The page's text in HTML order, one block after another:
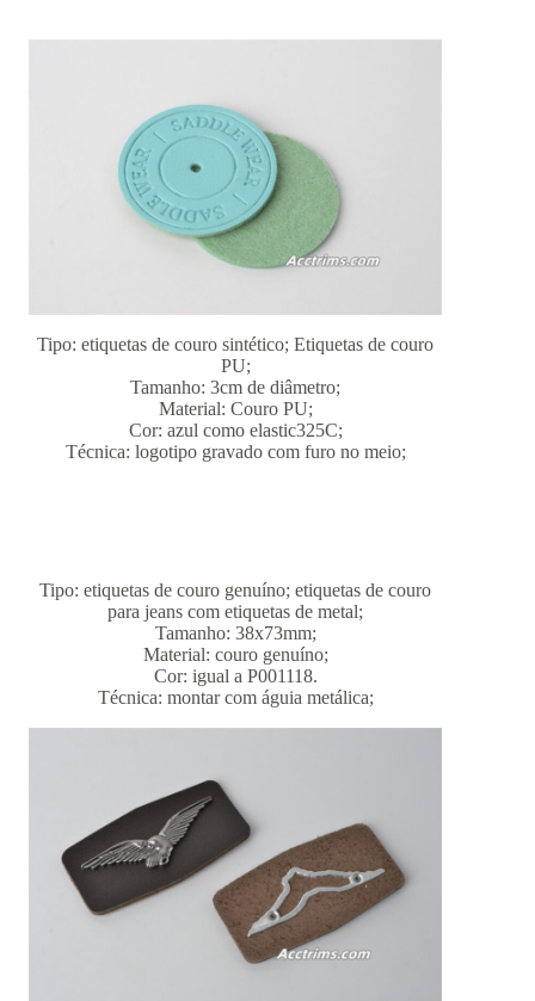
Tipo: etiquetas de couro sintético; Etiquetas de couro
PU;
Tamanho: 3cm de diâmetro;
Material: Couro PU;
Cor: azul como elastic325C;
Técnica: logotipo gravado com furo no meio;
Tipo: etiquetas de couro genuíno; etiquetas de couro
para jeans com etiquetas de metal;
Tamanho: 38x73mm;
Material: couro genuíno;
Cor: igual a P001118.
Técnica: montar com águia metálica;